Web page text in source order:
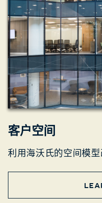
客户空间
利用海沃氏的空间模型